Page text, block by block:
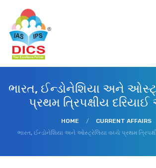
ભારત, ઈન્ડોનેશિયા અને
પ્રથમ ત્રિપક્ષીય
HOME / CURRENT AFFAIRS
ભારત, ઈન્ડોનેશિયા અને ઓસ્ટ્રેલિયા વચ્ચે પ્રથમ